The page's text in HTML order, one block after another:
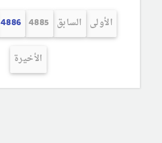
الأولى السابق 4885
4886
الأخيرة